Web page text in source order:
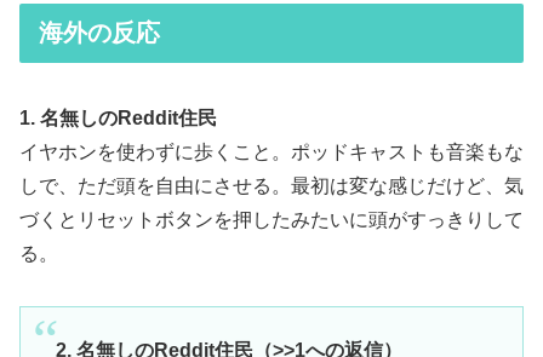
海外の反応
1. 名無しのReddit住民
イヤホンを使わずに歩くこと。ポッドキャストも音楽もな
しで、ただ頭を自由にさせる。最初は変な感じだけど、気
づくとリセットボタンを押したみたいに頭がすっきりして
る。
2. 名無しのReddit住民（>>1への返信）